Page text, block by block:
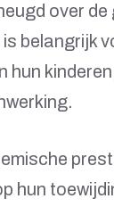
over
belangrijk
hun
hun